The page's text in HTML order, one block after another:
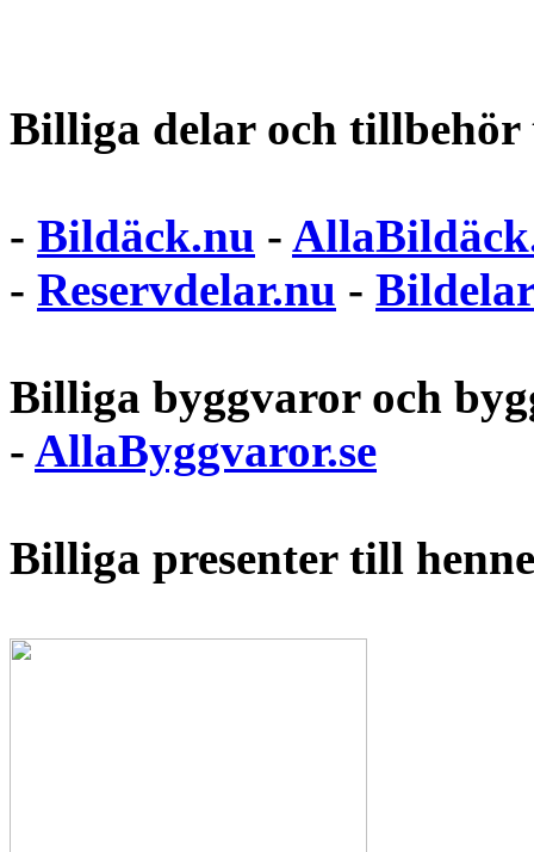
Billiga delar och
- Bildäck.nu -
- Reservdelar.nu - Bildelar
Billiga byggvaror och
- AllaByggvaror.se
Billiga presenter till